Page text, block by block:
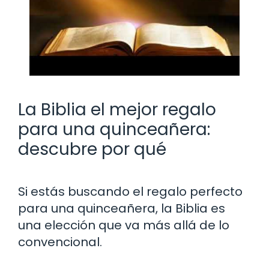
La Biblia el mejor regalo
para una quinceañera:
descubre por qué
Si estás buscando el regalo perfecto
para una quinceañera, la Biblia es
una elección que va más allá de lo
convencional.